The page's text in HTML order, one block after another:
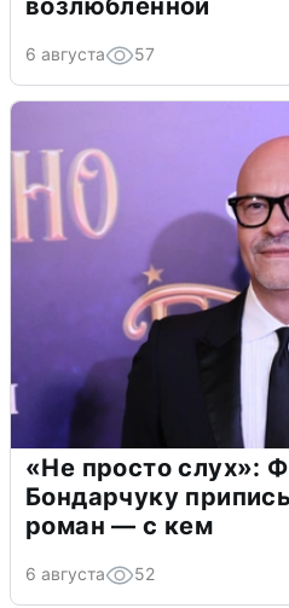
6 августа 57
«Не просто слух»:
Бондарчуку
роман — с кем
6 августа 52